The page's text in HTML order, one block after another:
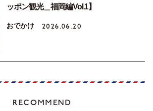
ッポン観光＿福岡編Vol.1】
おでかけ 2026.06.20
RECOMMEND